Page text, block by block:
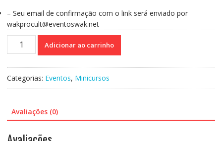
– Seu email de confirmação com o link será enviado por
wakprocult@eventoswak.net
Curso
153:A
Pessoa
Autismo
Adicionar ao carrinho
Categorias: Eventos, Minicursos
Avaliações (0)